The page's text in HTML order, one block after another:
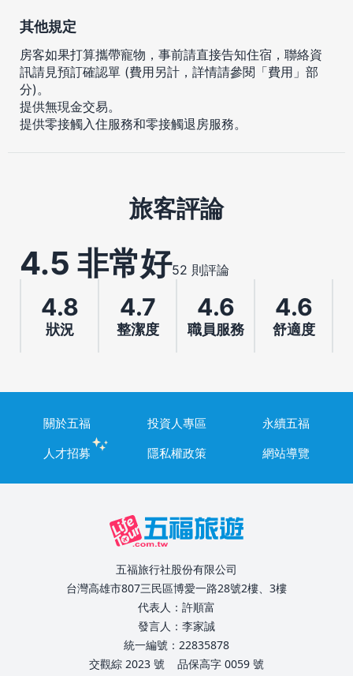
其他規定
房客如果打算攜帶寵物，事前請直接告知住宿，聯絡資
訊請見預訂確認單 (費用另計，詳情請參閱「費用」部
分)。
提供無現金交易。
提供零接觸入住服務和零接觸退房服務。
旅客評論
4.5 非常好52 則評論
4.8
狀況
4.7
整潔度
4.6
職員服務
4.6
舒適度
關於五福 投資人專區
永續五福
人才招募
隱私權政策 網站導覽
五福旅行社股份有限公司
台灣高雄市807三民區博愛一路28號2樓、3樓
代表人：許順富
發言人：李家誠
統一編號：22835878
交觀綜 2023 號
品保高字 0059 號